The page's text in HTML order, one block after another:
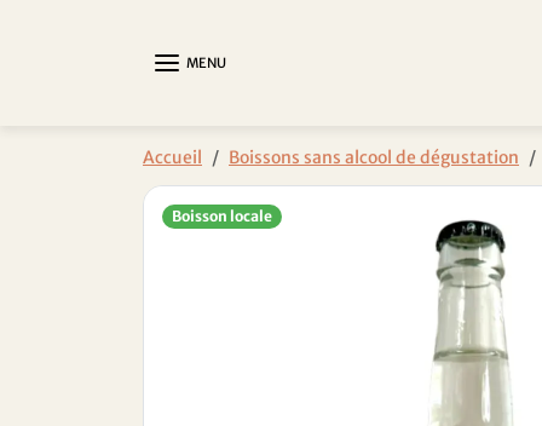
MENU
Accueil Boissons sans alcool de dégustation
Boisson locale